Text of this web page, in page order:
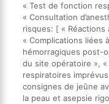
« Test de fonction
« Consultation
risques: [ « Réactions
« Complications liées
hémorragiques post-
du site opératoire »,
respiratoires
consignes de jeûne
la peau et asepsie